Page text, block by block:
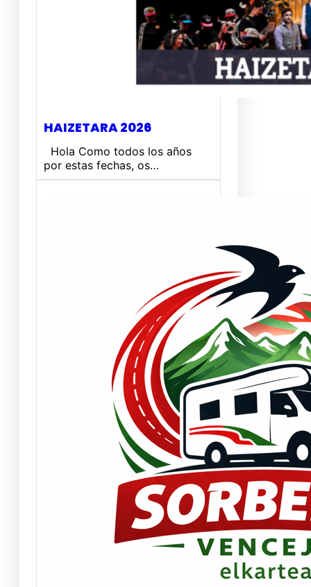
HAIZETARA 2026
Hola Como todos los años
por estas fechas, os…